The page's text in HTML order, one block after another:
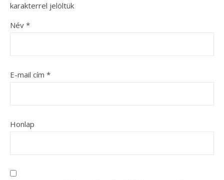
karakterrel jelöltük
Név *
E-mail cím *
Honlap